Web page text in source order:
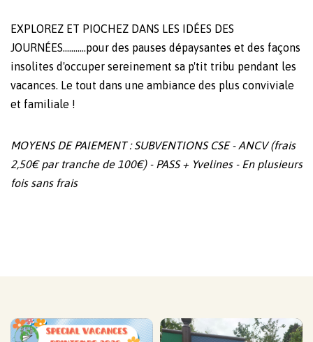
EXPLOREZ ET PIOCHEZ DANS LES IDÉES DES
JOURNÉES...........pour des pauses dépaysantes et des façons
insolites d'occuper sereinement sa p'tit tribu pendant les
vacances. Le tout dans une ambiance des plus conviviale
et familiale !
MOYENS DE PAIEMENT : SUBVENTIONS CSE - ANCV (frais
2,50€ par tranche de 100€) - PASS + Yvelines - En plusieurs
fois sans frais